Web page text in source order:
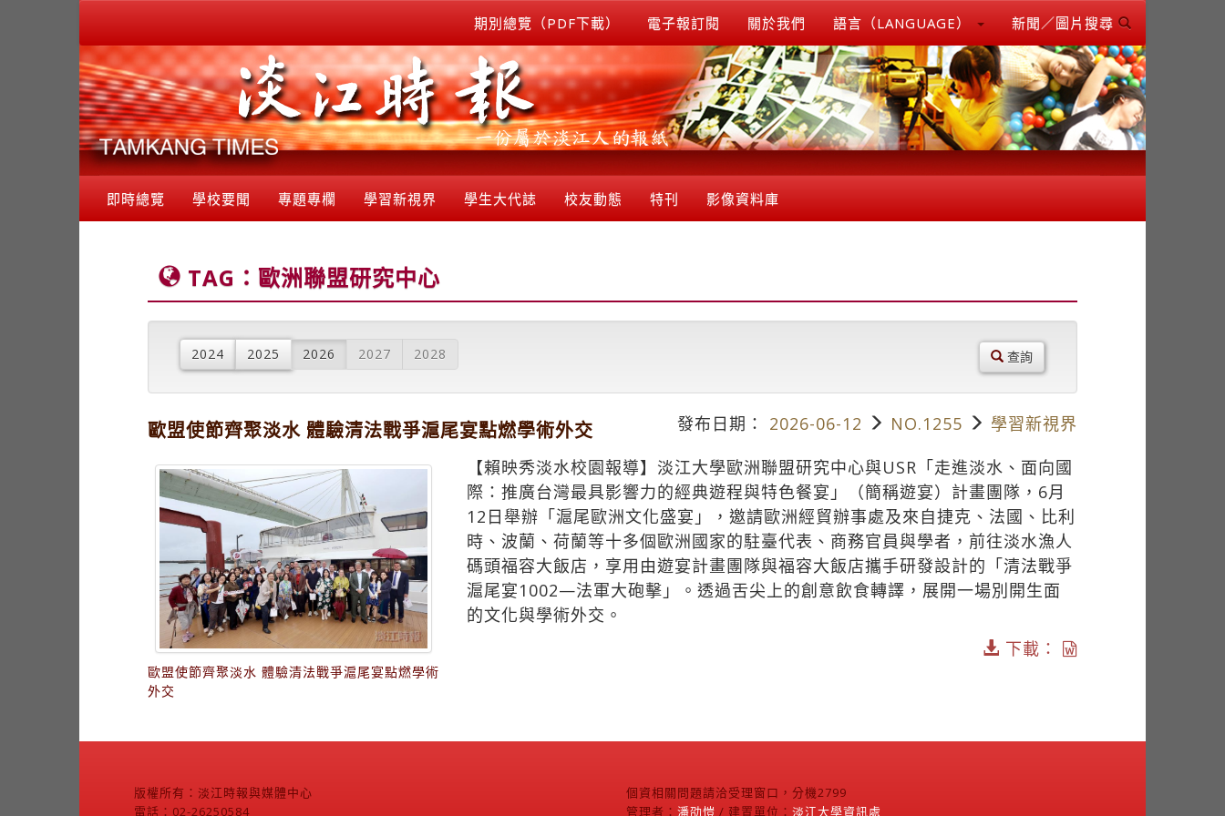
期別總覽（PDF下載） 電子報訂閱 關於我們 語言（LANGUAGE） 新聞／圖片搜尋
即時總覽 學校要聞 專題專欄 學習新視界 學生大代誌 校友動態 特刊 影像資料庫
TAG：歐洲聯盟研究中心
2024 2025 2026 2027 2028 查詢
歐盟使節齊聚淡水 體驗清法戰爭滬尾宴點燃學術外交 發布日期： 2026-06-12 NO.1255 學習新視界
歐盟使節齊聚淡水 體驗清法戰爭滬尾宴點燃學術
外交
【賴映秀淡水校園報導】淡江大學歐洲聯盟研究中心與USR「走進淡水、面向國
際：推廣台灣最具影響力的經典遊程與特色餐宴」（簡稱遊宴）計畫團隊，6月
12日舉辦「滬尾歐洲文化盛宴」，邀請歐洲經貿辦事處及來自捷克、法國、比利
時、波蘭、荷蘭等十多個歐洲國家的駐臺代表、商務官員與學者，前往淡水漁人
碼頭福容大飯店，享用由遊宴計畫團隊與福容大飯店攜手研發設計的「清法戰爭
滬尾宴1002—法軍大砲擊」。透過舌尖上的創意飲食轉譯，展開一場別開生面
的文化與學術外交。
下載：
版權所有：淡江時報與媒體中心
電話：02-26250584
個資相關問題請洽受理窗口，分機2799
管理者： 潘劭愷 / 建置單位： 淡江大學資訊處